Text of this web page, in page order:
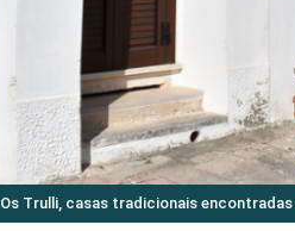
Os Trulli, casas tradicionais